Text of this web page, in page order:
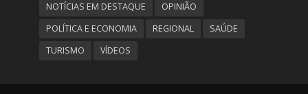
NOTÍCIAS EM DESTAQUE
OPINIÃO
POLÍTICA E ECONOMIA
REGIONAL
SAÚDE
TURISMO
VÍDEOS